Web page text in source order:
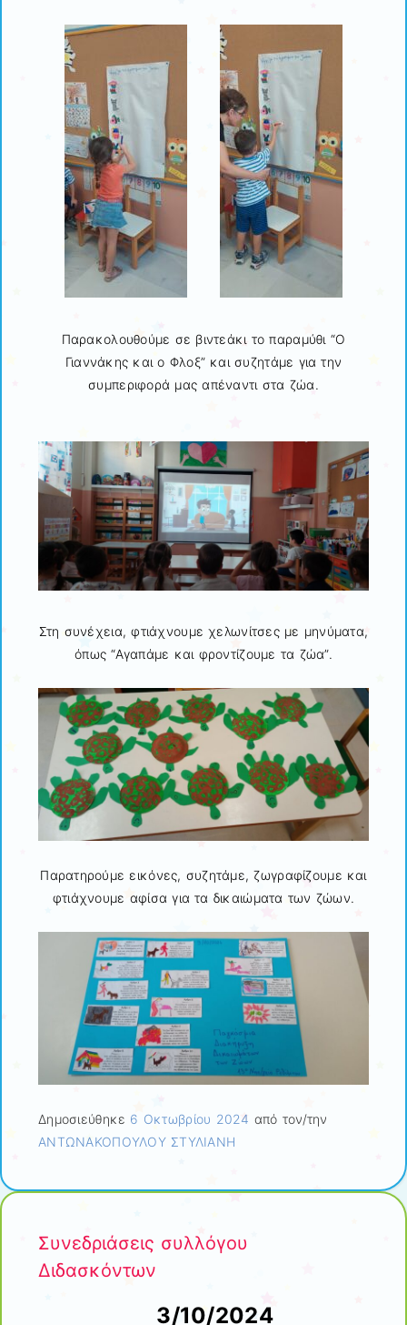
Παρακολουθούμε σε βιντεάκι το παραμύθι “Ο
Γιαννάκης και ο Φλοξ” και συζητάμε για την
συμπεριφορά μας απέναντι στα ζώα.
Στη συνέχεια, φτιάχνουμε χελωνίτσες με μηνύματα,
όπως “Αγαπάμε και φροντίζουμε τα ζώα”.
Παρατηρούμε εικόνες, συζητάμε, ζωγραφίζουμε και
φτιάχνουμε αφίσα για τα δικαιώματα των ζώων.
Δημοσιεύθηκε 6 Οκτωβρίου 2024 από τον/την
ΑΝΤΩΝΑΚΟΠΟΥΛΟΥ ΣΤΥΛΙΑΝΗ
Συνεδριάσεις συλλόγου
Διδασκόντων
3/10/2024